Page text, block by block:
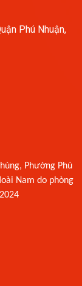
Phú Nhuận,
Phường Phú
Nam do phòng